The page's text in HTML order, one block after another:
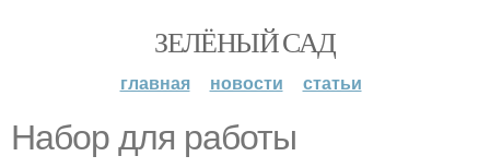
ЗЕЛЁНЫЙ САД
главная новости статьи
Набор для работы